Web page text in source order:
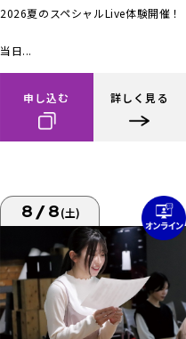
2026夏のスペシャルLive体験開催！
当日...
申し込む 詳しく見る
8/8(土)